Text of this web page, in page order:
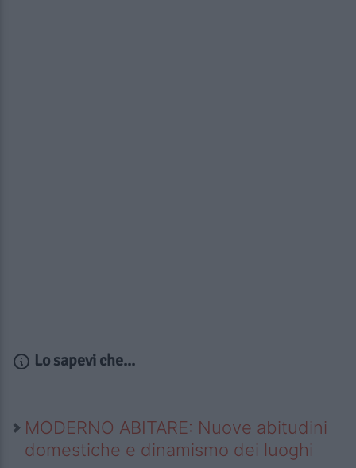
Lo sapevi che...
MODERNO ABITARE: Nuove abitudini
domestiche e dinamismo dei luoghi